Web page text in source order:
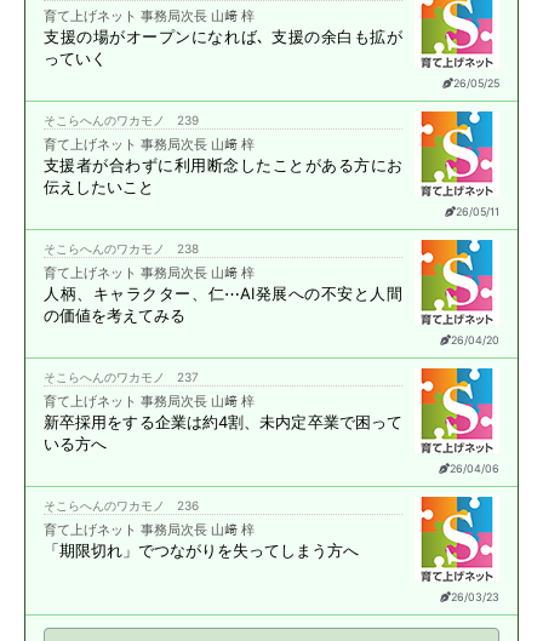
26/05/25
育て上げネット 事務局次長 山﨑 梓
支援の場がオープンになれば､支援の余白も拡が
っていく
26/05/11
そこらへんのワカモノ 239
育て上げネット 事務局次長 山﨑 梓
支援者が合わずに利用断念したことがある方にお
伝えしたいこと
26/04/20
そこらへんのワカモノ 238
育て上げネット 事務局次長 山﨑 梓
人柄、キャラクター、仁⋯AI発展への不安と 人間
の価値を考えてみる
26/04/06
そこらへんのワカモノ 237
育て上げネット 事務局次長 山﨑 梓
新卒採用をする企業は約4割、未内定卒業で困って
いる方へ
26/03/23
そこらへんのワカモノ 236
育て上げネット 事務局次長 山﨑 梓
「期限切れ」でつながりを失ってしまう方へ